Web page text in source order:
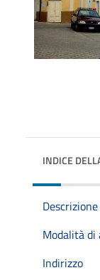
INDICE
Descrizione
Modalità di
Indirizzo